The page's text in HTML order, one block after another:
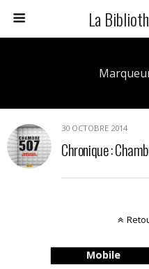
La
30 OCTOBRE 2014
Chronique :
Mobile